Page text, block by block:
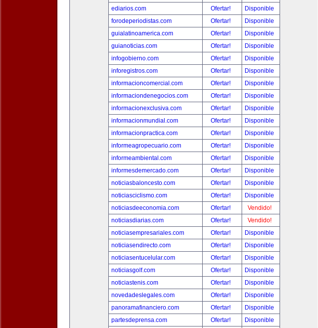
ediarios.com
Ofertar!
Disponible
forodeperiodistas.com
Ofertar!
Disponible
guialatinoamerica.com
Ofertar!
Disponible
guianoticias.com
Ofertar!
Disponible
infogobierno.com
Ofertar!
Disponible
inforegistros.com
Ofertar!
Disponible
informacioncomercial.com
Ofertar!
Disponible
informaciondenegocios.com
Ofertar!
Disponible
informacionexclusiva.com
Ofertar!
Disponible
informacionmundial.com
Ofertar!
Disponible
informacionpractica.com
Ofertar!
Disponible
informeagropecuario.com
Ofertar!
Disponible
informeambiental.com
Ofertar!
Disponible
informesdemercado.com
Ofertar!
Disponible
noticiasbaloncesto.com
Ofertar!
Disponible
noticiasciclismo.com
Ofertar!
Disponible
noticiasdeeconomia.com
Ofertar!
Vendido!
noticiasdiarias.com
Ofertar!
Vendido!
noticiasempresariales.com
Ofertar!
Disponible
noticiasendirecto.com
Ofertar!
Disponible
noticiasentucelular.com
Ofertar!
Disponible
noticiasgolf.com
Ofertar!
Disponible
noticiastenis.com
Ofertar!
Disponible
novedadeslegales.com
Ofertar!
Disponible
panoramafinanciero.com
Ofertar!
Disponible
partesdeprensa.com
Ofertar!
Disponible